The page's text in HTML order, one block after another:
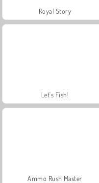
Royal Story
Let's Fish!
Ammo Rush Master